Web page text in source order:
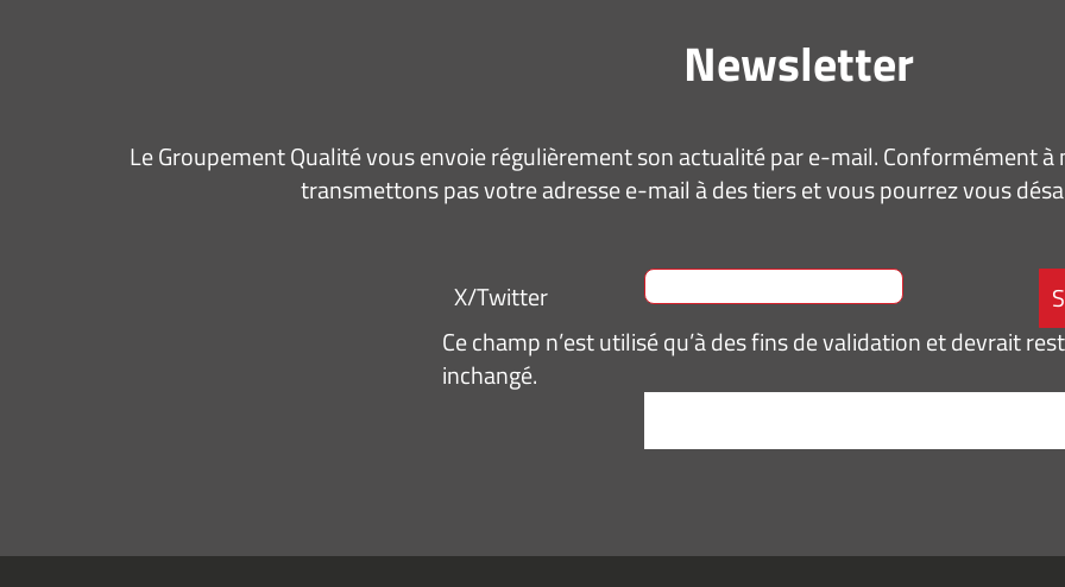
Newsletter
Le Groupement Qualité vous envoie régulièrement son actualité par e-mail. Conformément
transmettons pas votre adresse e-mail à des tiers et vous pourrez vous
X/Twitter
Ce champ n’est utilisé qu’à des fins de validation et devrait
inchangé.
recevoir des